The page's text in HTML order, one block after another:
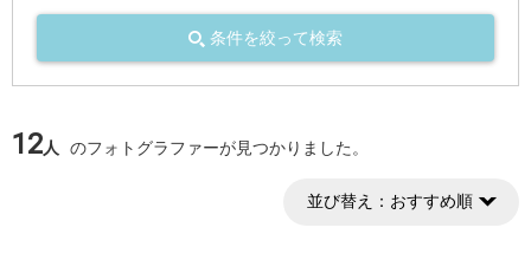
条件を絞って検索
12人 のフォトグラファーが見つかりました。
並び替え： おすすめ順